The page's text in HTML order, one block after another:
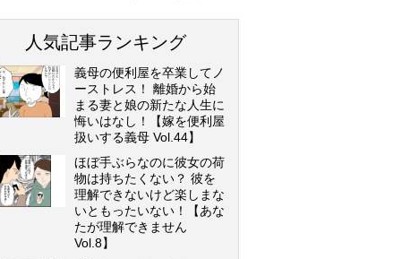
人気記事ランキング
義母の便利屋を卒業してノ
ーストレス！ 離婚から始
まる妻と娘の新たな人生に
悔いはなし！【嫁を便利屋
扱いする義母 Vol.44】
ほぼ手ぶらなのに彼女の荷
物は持ちたくない？ 彼を
理解できないけど楽しまな
いともったいない！【あな
たが理解できません
Vol.8】